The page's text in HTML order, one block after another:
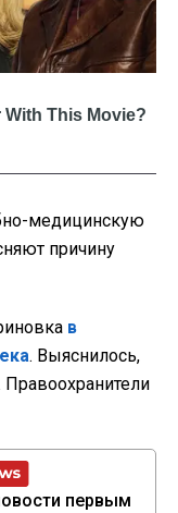
медицинскую
причину
в
. Выяснилось,
первым